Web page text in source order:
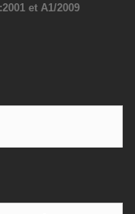
et A1/2009